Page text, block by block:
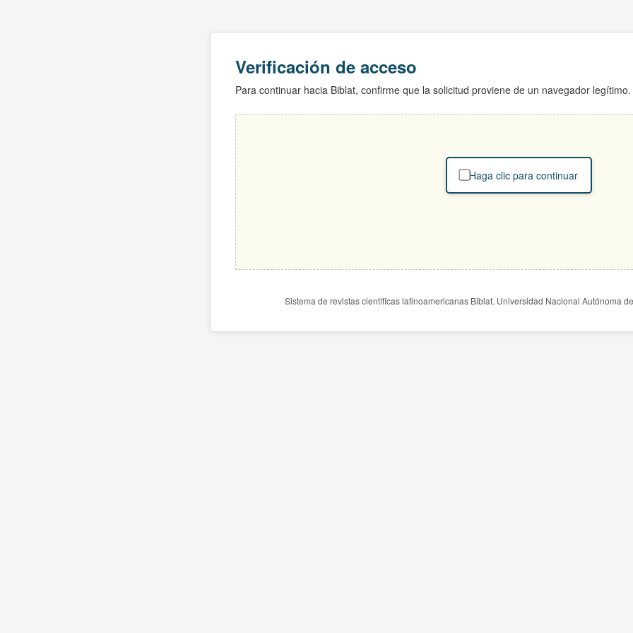
Verificación de acceso
Para continuar hacia Biblat, confirme que la solicitud proviene de un navegador legítimo.
Haga clic para continuar
Sistema de revistas científicas latinoamericanas Biblat. Universidad Nacional Autónoma